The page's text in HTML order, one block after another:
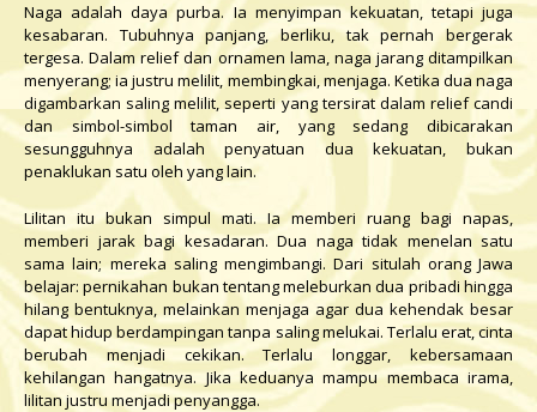
Naga adalah daya purba. Ia menyimpan kekuatan, tetapi juga
kesabaran. Tubuhnya panjang, berliku, tak pernah bergerak
tergesa. Dalam relief dan ornamen lama, naga jarang ditampilkan
menyerang; ia justru melilit, membingkai, menjaga. Ketika dua naga
digambarkan saling melilit, seperti yang tersirat dalam relief candi
dan simbol-simbol taman air, yang sedang dibicarakan
sesungguhnya adalah penyatuan dua kekuatan, bukan
penaklukan satu oleh yang lain.
Lilitan itu bukan simpul mati. Ia memberi ruang bagi napas,
memberi jarak bagi kesadaran. Dua naga tidak menelan satu
sama lain; mereka saling mengimbangi. Dari situlah orang Jawa
belajar: pernikahan bukan tentang meleburkan dua pribadi hingga
hilang bentuknya, melainkan menjaga agar dua kehendak besar
dapat hidup berdampingan tanpa saling melukai. Terlalu erat, cinta
berubah menjadi cekikan. Terlalu longgar, kebersamaan
kehilangan hangatnya. Jika keduanya mampu membaca irama,
lilitan justru menjadi penyangga.